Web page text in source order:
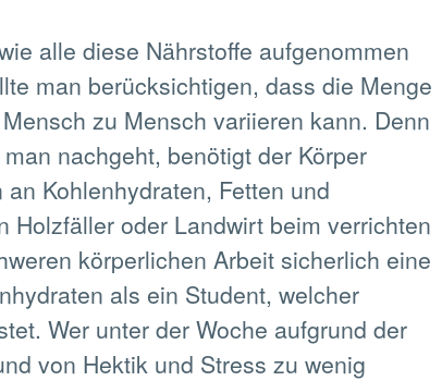
alle diese Nährstoffe aufgenommen
man berücksichtigen, dass die Menge
zu Mensch variieren kann. Denn
nachgeht, benötigt der Körper
Kohlenhydraten, Fetten und
Holzfäller oder Landwirt beim verrichten
körperlichen Arbeit sicherlich eine
als ein Student, welcher
Wer unter der Woche aufgrund der
von Hektik und Stress zu wenig